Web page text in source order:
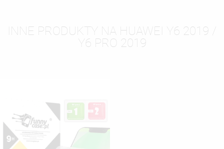
INNE PRODUKTY NA HUAWEI Y6 2019 /
Y6 PRO 2019